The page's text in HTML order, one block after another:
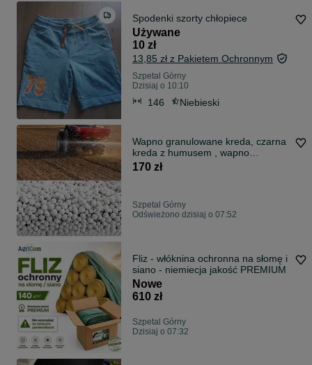
Spodenki szorty chłopiece
Używane
10 zł
13,85 zł z Pakietem Ochronnym
Szpetal Górny
Dzisiaj o 10:10
146 Niebieski
Wapno granulowane kreda, czarna
kreda z humusem , wapno
magnezowe
170 zł
Szpetal Górny
Odświeżono dzisiaj o 07:52
Fliz - włóknina ochronna na słomę i
siano - niemiecja jakość PREMIUM
Nowe
610 zł
Szpetal Górny
Dzisiaj o 07:32